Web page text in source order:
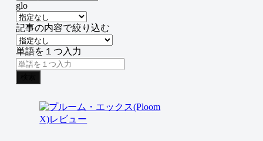
glo
記事の内容で絞り込む
単語を１つ入力